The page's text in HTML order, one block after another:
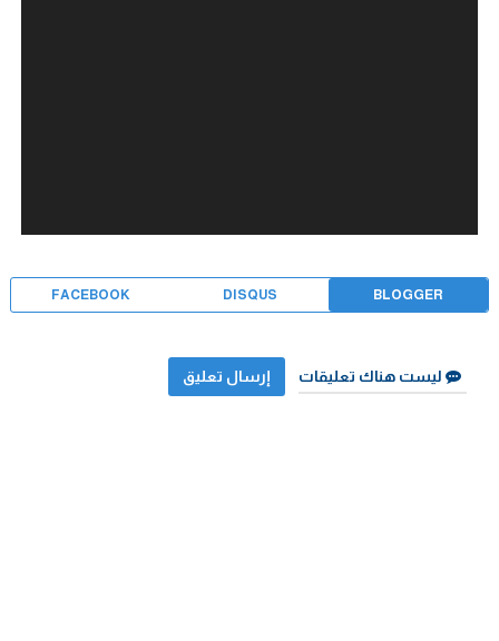
BLOGGER
DISQUS
FACEBOOK
ليست هناك تعليقات إرسال تعليق